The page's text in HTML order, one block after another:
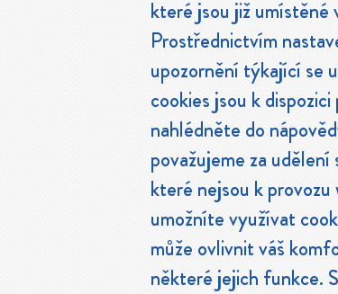
které jsou již umístěné
Prostřednictvím
upozornění týkající se
cookies jsou k
nahlédněte do
považujeme za
které nejsou k
umožníte využívat
může ovlivnit váš
některé jejich funkce.